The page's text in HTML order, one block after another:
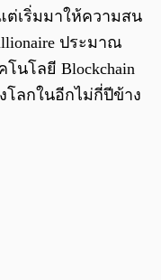
ต่เริ่มมาให้ความสน
ประมาณ
โนโลยี Blockchain
โลกในอีกไม่กี่ปีข้าง